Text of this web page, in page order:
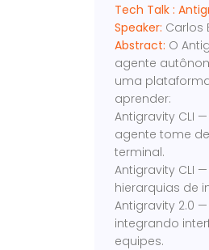
Tech Talk :
Speaker: Carlos
Abstract: O
agente
uma
aprender:
Antigravity CLI
agente tome
terminal.
Antigravity CLI
hierarquias de
Antigravity 2.0
integrando
equipes.